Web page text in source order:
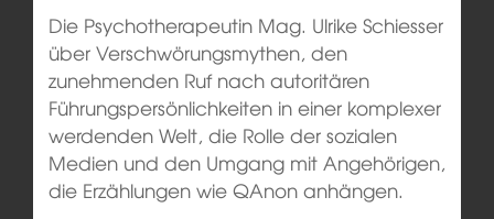
Die Psychotherapeutin Mag. Ulrike Schiesser
über Verschwörungsmythen, den
zunehmenden Ruf nach autoritären
Führungspersönlichkeiten in einer komplexer
werdenden Welt, die Rolle der sozialen
Medien und den Umgang mit Angehörigen,
die Erzählungen wie QAnon anhängen.